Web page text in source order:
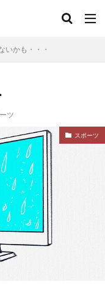
いかも・・・
ツ
スポーツ